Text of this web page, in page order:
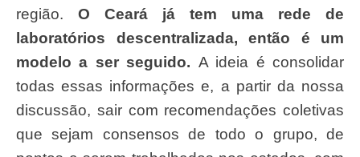
região. O Ceará já tem uma rede de
laboratórios descentralizada, então é um
modelo a ser seguido. A ideia é consolidar
todas essas informações e, a partir da nossa
discussão, sair com recomendações coletivas
que sejam consensos de todo o grupo, de